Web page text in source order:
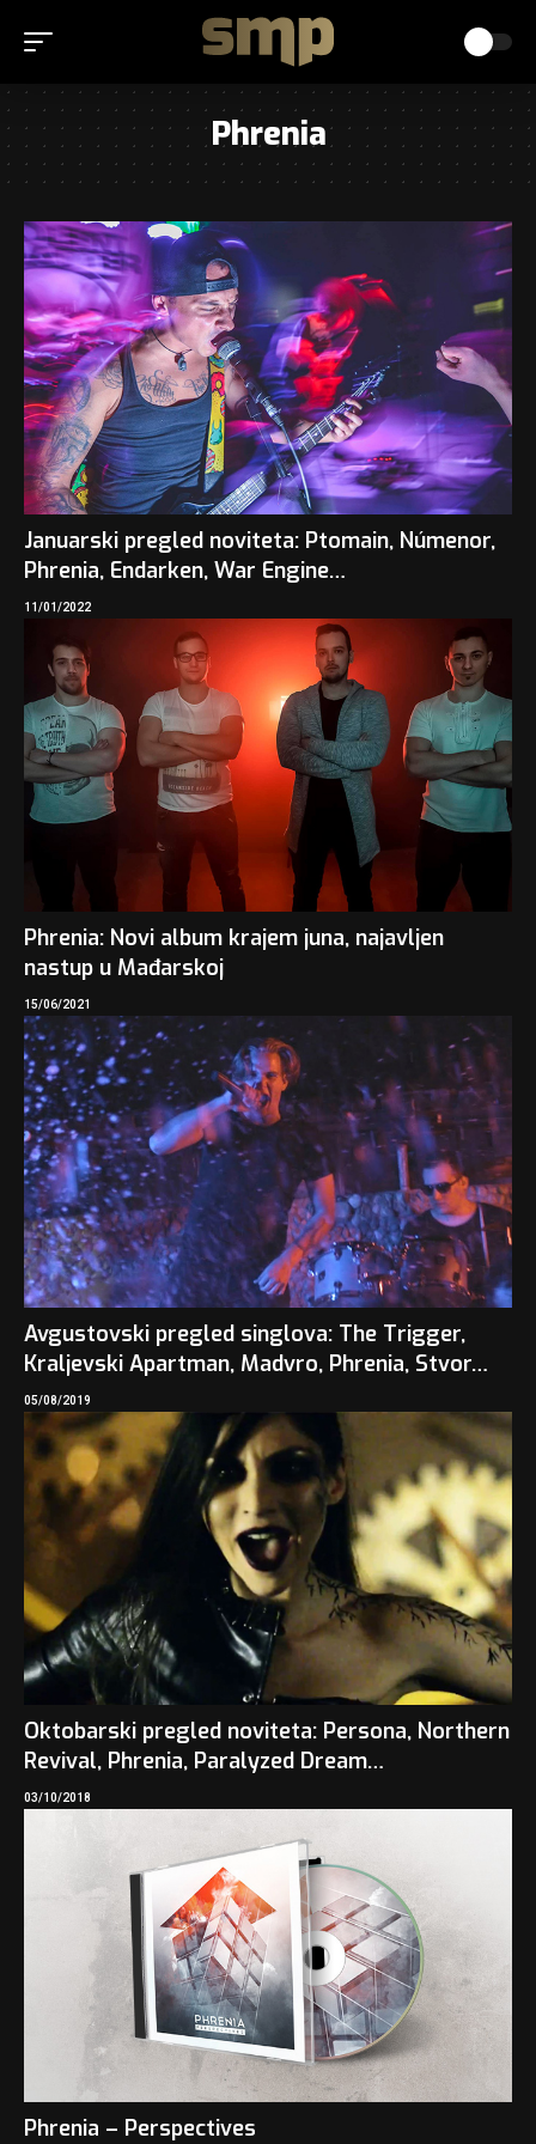
Phrenia
Januarski pregled noviteta: Ptomain, Númenor,
Phrenia, Endarken, War Engine…
11/01/2022
Phrenia: Novi album krajem juna, najavljen
nastup u Mađarskoj
15/06/2021
Avgustovski pregled singlova: The Trigger,
Kraljevski Apartman, Madvro, Phrenia, Stvor…
05/08/2019
Oktobarski pregled noviteta: Persona, Northern
Revival, Phrenia, Paralyzed Dream…
03/10/2018
Phrenia – Perspectives